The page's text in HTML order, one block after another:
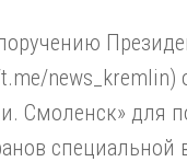
news_kremlin)
Смоленск» для